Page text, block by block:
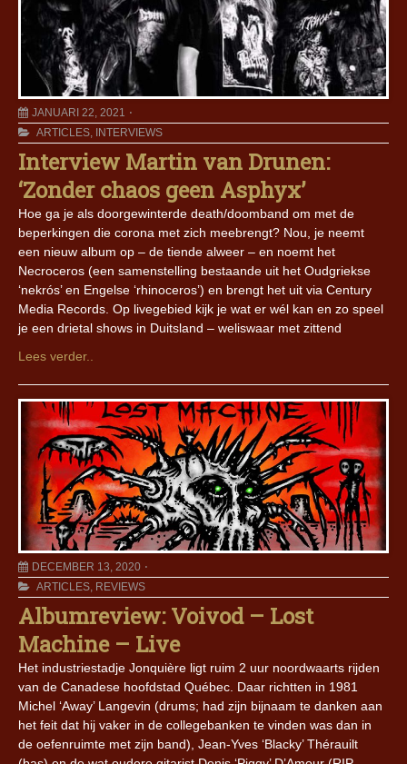
JANUARI 22, 2021
ARTICLES, INTERVIEWS
Interview Martin van Drunen:
‘Zonder chaos geen Asphyx’
Hoe ga je als doorgewinterde death/doomband om met de
beperkingen die corona met zich meebrengt? Nou, je neemt
een nieuw album op – de tiende alweer – en noemt het
Necroceros (een samenstelling bestaande uit het Oudgriekse
‘nekrós’ en Engelse ‘rhinoceros’) en brengt het uit via Century
Media Records. Op livegebied kijk je wat er wél kan en zo speel
je een drietal shows in Duitsland – weliswaar met zittend
Lees verder..
DECEMBER 13, 2020
ARTICLES, REVIEWS
Albumreview: Voivod – Lost
Machine – Live
Het industriestadje Jonquière ligt ruim 2 uur noordwaarts rijden
van de Canadese hoofdstad Québec. Daar richtten in 1981
Michel ‘Away’ Langevin (drums; had zijn bijnaam te danken aan
het feit dat hij vaker in de collegebanken te vinden was dan in
de oefenruimte met zijn band), Jean-Yves ‘Blacky’ Thérauilt